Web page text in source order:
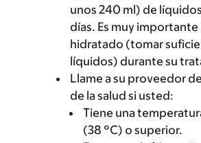
unos 240 ml) de
días. Es muy
hidratado (tomar
líquidos) durante su
Llame a su proveedor
de la salud si usted:
Tiene una
(38 °C) o superior.